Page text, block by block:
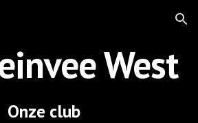
Skip to navigation
West
Onze club